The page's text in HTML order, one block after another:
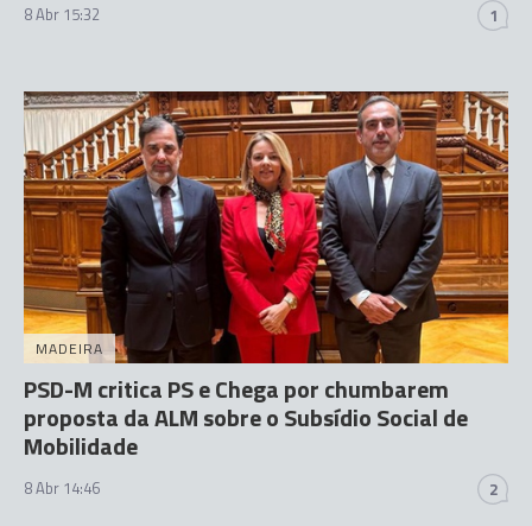
8 Abr 15:32 1
MADEIRA
PSD-M critica PS e Chega por chumbarem
proposta da ALM sobre o Subsídio Social de
Mobilidade
8 Abr 14:46 2